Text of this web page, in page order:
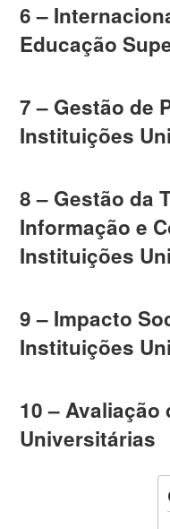
6 –
Educação
7 – Gestão de
Instituições
8 – Gestão da
Informação e
Instituições
9 – Impacto
Instituições
10 –
Universitárias